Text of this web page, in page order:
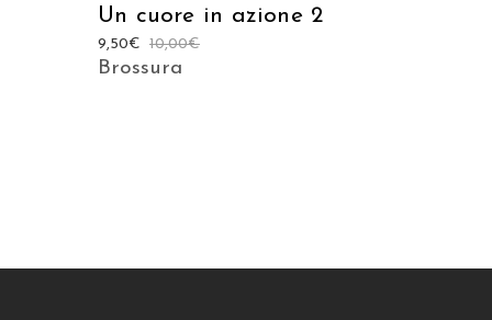
Un cuore in azione 2
10,00€
9,50€
Brossura